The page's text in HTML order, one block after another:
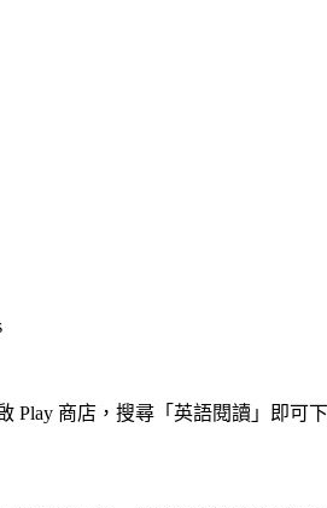
Play 商店，搜尋「英語閱讀」即可